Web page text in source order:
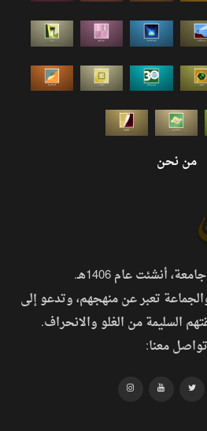
من نحن
أنشئت عام 1406هـ.
تعبر عن منهجهم، وتدعو إلى
السليمة من الغلو والانحراف.
تواصل معنا: